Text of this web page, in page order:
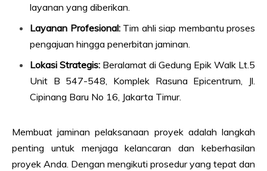
layanan yang diberikan.
Layanan Profesional:Tim ahli siap membantu proses
pengajuan hingga penerbitan jaminan.
Lokasi Strategis: Beralamat di Gedung Epik Walk Lt.5
Unit B 547-548, Komplek Rasuna Epicentrum, Jl.
Cipinang Baru No 16, Jakarta Timur.
Membuat jaminan pelaksanaan proyek adalah langkah
penting untuk menjaga kelancaran dan keberhasilan
proyek Anda. Dengan mengikuti prosedur yang tepat dan